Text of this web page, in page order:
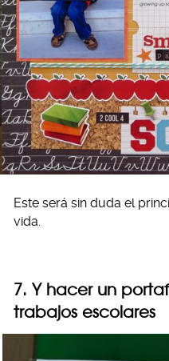
Este será sin duda el
vida.
7. Y hacer un
trabajos escolares